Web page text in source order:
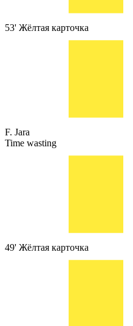
53' Жёлтая карточка
F. Jara
Time wasting
49' Жёлтая карточка